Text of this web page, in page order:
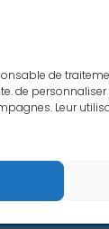
de
de
Leur